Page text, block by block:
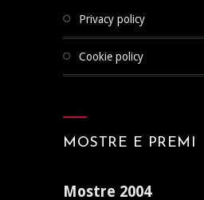
privacy policy
cookie policy
MOSTRE E PREMI
Mostre 2004